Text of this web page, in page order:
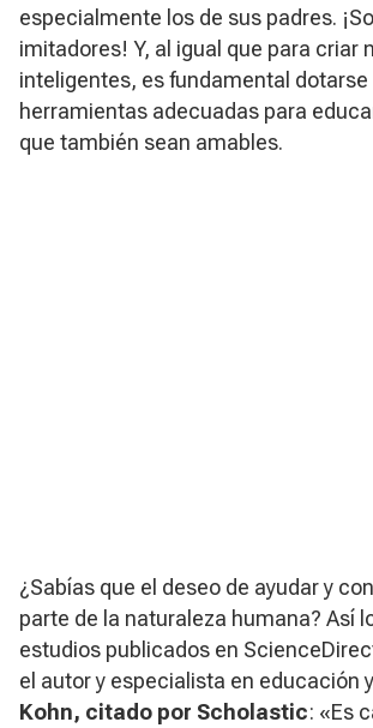
especialmente los de sus padres.
imitadores! Y, al igual que para criar
inteligentes, es fundamental dotarse
herramientas adecuadas para
que también sean amables.
¿Sabías que el deseo de ayudar y
parte de la naturaleza humana? Así
estudios publicados en
el autor y especialista en educación y
Kohn, citado por Scholastic: «Es